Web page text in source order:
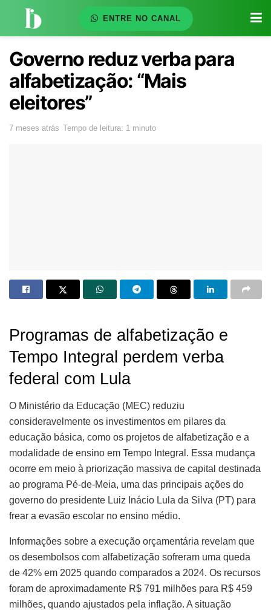
ENTRE NO CANAL
Governo reduz verba para
alfabetização: “Mais
eleitores”
7 meses atrás Tempo de leitura: 1 minuto
Programas de alfabetização e
Tempo Integral perdem verba
federal com Lula
O Ministério da Educação (MEC) reduziu
consideravelmente os investimentos em pilares da
educação básica, como os projetos de alfabetização e a
modalidade de ensino em Tempo Integral. Essa mudança
ocorre em meio à priorização massiva de capital destinada
ao programa Pé-de-Meia, uma das principais ações do
governo do presidente Luiz Inácio Lula da Silva (PT) para
frear a evasão escolar no ensino médio.
Informações sobre a execução orçamentária revelam que
os desembolsos com alfabetização sofreram uma queda
de 42% em 2025 quando comparados a 2024. Os recursos
foram de aproximadamente R$ 791 milhões para R$ 459
milhões, quando ajustados pela inflação. A situação